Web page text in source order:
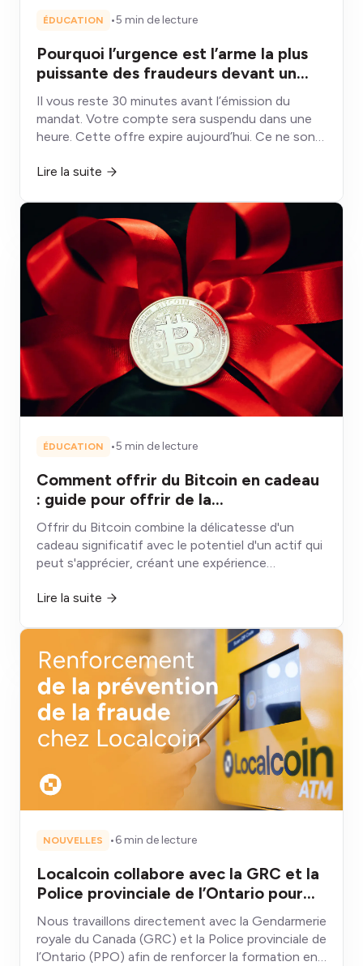
ÉDUCATION •5 min de lecture
Pourquoi l’urgence est l’arme la plus
puissante des fraudeurs devant un
guichet Bitcoin
Il vous reste 30 minutes avant l’émission du
mandat. Votre compte sera suspendu dans une
heure. Cette offre expire aujourd’hui. Ce ne sont
pour désactiver la partie de votre cerveau qui,
Lire la suite
ÉDUCATION •5 min de lecture
Comment offrir du Bitcoin en cadeau
: guide pour offrir de la
cryptomonnaie
Offrir du Bitcoin combine la délicatesse d'un
cadeau significatif avec le potentiel d'un actif qui
peut s'apprécier, créant une expérience
conventionnels qui se déprécient, se
Lire la suite
NOUVELLES •6 min de lecture
Localcoin collabore avec la GRC et la
Police provinciale de l’Ontario pour
lutter contre la fraude liée aux
guichets automatiques de
cryptomonnaies
Nous travaillons directement avec la Gendarmerie
royale du Canada (GRC) et la Police provinciale de
l’Ontario (PPO) afin de renforcer la formation en